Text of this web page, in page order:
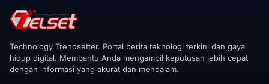
Technology Trendsetter. Portal berita teknologi terkini dan gaya
hidup digital. Membantu Anda mengambil keputusan lebih cepat
dengan informasi yang akurat dan mendalam.